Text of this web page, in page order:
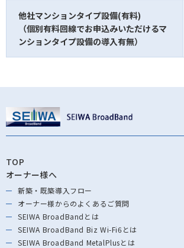
他社マンションタイプ設備(有料)
（個別有料回線でお申込みいただけるマ
ンションタイプ設備の導入有無）
TOP
オーナー様へ
新築・既築導⼊フロー
オーナー様からのよくあるご質問
SEIWA BroadBandとは
SEIWA BroadBand Biz Wi-Fi6とは
SEIWA BroadBand MetalPlusとは